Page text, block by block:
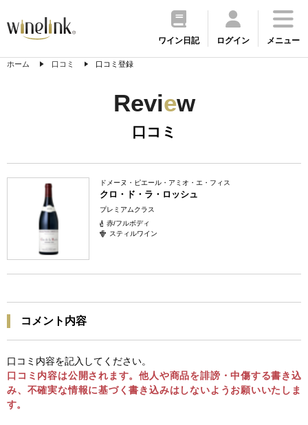
ワイン日記 ログイン メニュー
ホーム 口コミ 口コミ登録
Review
口コミ
ドメーヌ・ピエール・アミオ・エ・フィス
クロ・ド・ラ・ロッシュ
プレミアムクラス
赤/フルボディ
スティルワイン
コメント内容
口コミ内容を記入してください。
口コミ内容は公開されます。他人や商品を誹謗・中傷する書き込
み、不確実な情報に基づく書き込みはしないようお願いいたしま
す。